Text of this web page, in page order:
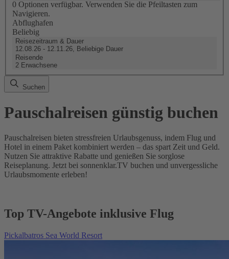
0 Optionen verfügbar. Verwenden Sie die Pfeiltasten zum
Navigieren.
Abflughafen
Beliebig
Reisezeitraum & Dauer
12.08.26 - 12.11.26, Beliebige Dauer
Reisende
2 Erwachsene
Suchen
Pauschalreisen günstig buchen
Pauschalreisen bieten stressfreien Urlaubsgenuss, indem Flug und
Hotel in einem Paket kombiniert werden – das spart Zeit und Geld.
Nutzen Sie attraktive Rabatte und genießen Sie sorglose
Reiseplanung. Jetzt bei sonnenklar.TV buchen und unvergessliche
Urlaubsmomente erleben!
Top TV-Angebote inklusive Flug
Pickalbatros Sea World Resort